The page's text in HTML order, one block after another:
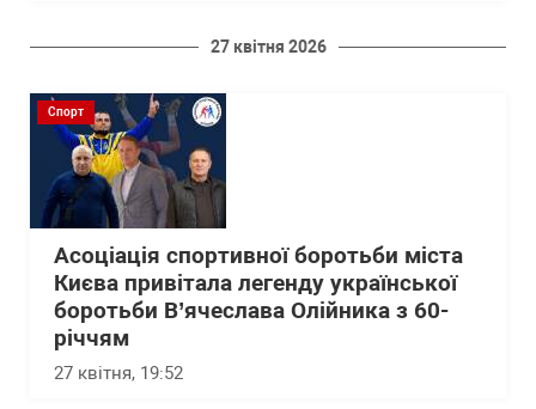
27 квітня 2026
Спорт
Асоціація спортивної боротьби міста
Києва привітала легенду української
боротьби В’ячеслава Олійника з 60-
річчям
27 квітня, 19:52